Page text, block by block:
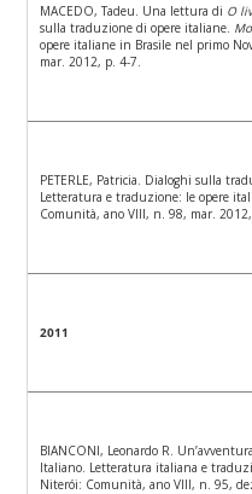
MACEDO, Tadeu. Una lettura di O
sulla traduzione di opere italiane.
opere italiane in Brasile nel primo
mar. 2012, p. 4-7.
PETERLE, Patricia. Dialoghi sulla
Letteratura e traduzione: le opere
Comunità, ano VIII, n. 98, mar. 2012,
2011
BIANCONI, Leonardo R.
Italiano. Letteratura italiana e
Niterói: Comunità, ano VIII, n. 95,